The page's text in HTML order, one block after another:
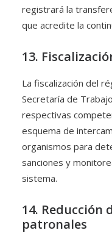
registrará la
que acredite la
13.
La fiscalización del
Secretaría de
respectivas
esquema de
organismos para
sanciones y
sistema.
14. Reducción
patronales